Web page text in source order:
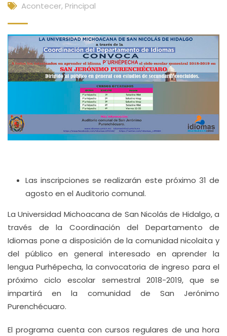
Acontecer, Principal
Las inscripciones se realizarán este próximo 31 de
agosto en el Auditorio comunal.
La Universidad Michoacana de San Nicolás de Hidalgo, a
través de la Coordinación del Departamento de
Idiomas pone a disposición de la comunidad nicolaita y
del público en general interesado en aprender la
lengua Purhépecha, la convocatoria de ingreso para el
próximo ciclo escolar semestral 2018-2019, que se
impartirá en la comunidad de San Jerónimo
Purenchécuaro.
El programa cuenta con cursos regulares de una hora